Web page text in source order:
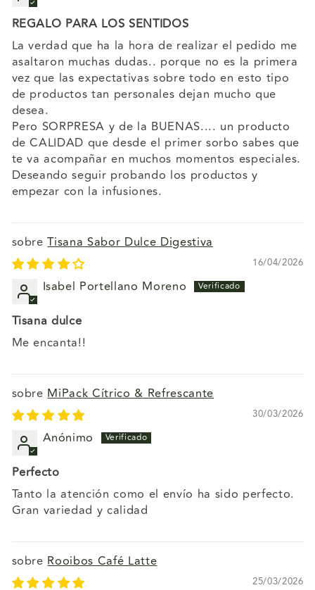
REGALO PARA LOS SENTIDOS
La verdad que ha la hora de realizar el pedido me
asaltaron muchas dudas.. porque no es la primera
vez que las expectativas sobre todo en esto tipo
de productos tan personales dejan mucho que
desea.
Pero SORPRESA y de la BUENAS.... un producto
de CALIDAD que desde el primer sorbo sabes que
te va acompañar en muchos momentos especiales.
Deseando seguir probando los productos y
empezar con la infusiones.
Tisana Sabor Dulce Digestiva
16/04/2026
Isabel Portellano Moreno
Tisana dulce
Me encanta!!
MiPack Cítrico & Refrescante
30/03/2026
Anónimo
Perfecto
Tanto la atención como el envío ha sido perfecto.
Gran variedad y calidad
Rooibos Café Latte
25/03/2026